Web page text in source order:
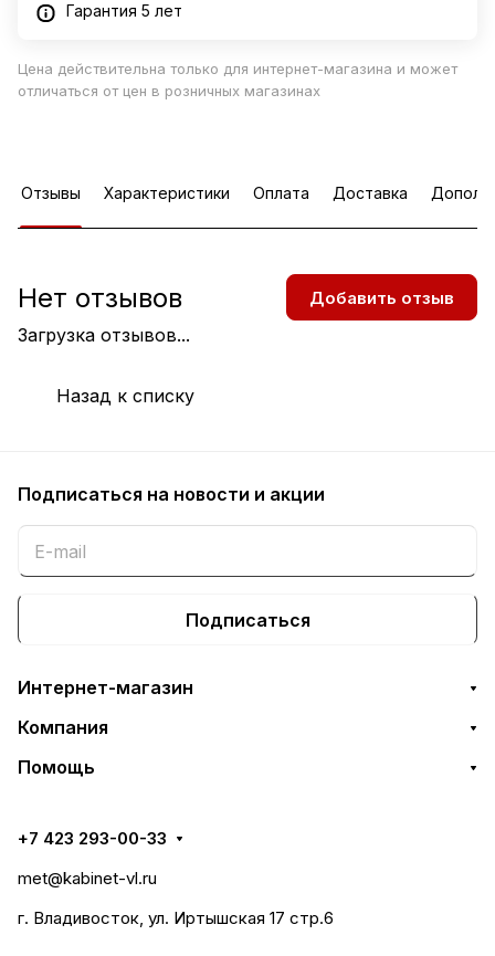
Гарантия 5 лет
Цена действительна только для интернет-магазина и может
отличаться от цен в розничных магазинах
Отзывы Характеристики Оплата Доставка
Загрузка отзывов...
Нет отзывов Добавить отзыв
Назад к списку
Подписаться на новости и акции
Подписаться
Интернет-магазин
Компания
Помощь
+7 423 293-00-33
met@kabinet-vl.ru
г. Владивосток, ул. Иртышская 17 стр.6